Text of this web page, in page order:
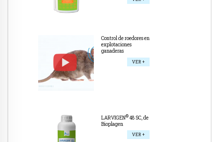
Control de roedores en
explotaciones
ganaderas
VER +
LARVIGEN®48 SC, de
Bioplagen
VER +